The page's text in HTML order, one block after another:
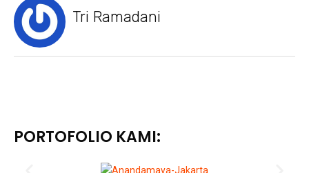
Tri Ramadani
PORTOFOLIO KAMI: